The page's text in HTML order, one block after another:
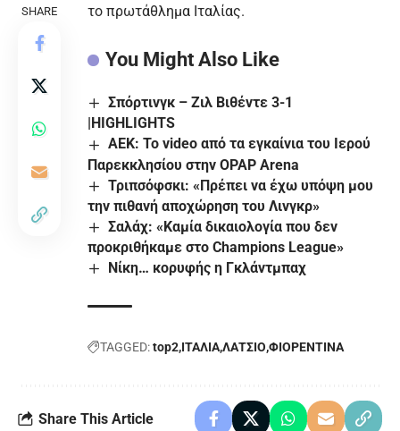
SHARE
το πρωτάθλημα Ιταλίας.
You Might Also Like
Σπόρτινγκ – Ζιλ Βιθέντε 3-1
|HIGHLIGHTS
ΑΕΚ: Το video από τα εγκαίνια του Ιερού
Παρεκκλησίου στην OPAP Arena
Τριπσόφσκι: «Πρέπει να έχω υπόψη μου
την πιθανή αποχώρηση του Λινγκρ»
Σαλάχ: «Καμία δικαιολογία που δεν
προκριθήκαμε στο Champions League»
Νίκη… κορυφής η Γκλάντμπαχ
TAGGED:top2 ΙΤΑΛΙΑΛΑΤΣΙΟ ΦΙΟΡΕΝΤΙΝΑ
Share This Article